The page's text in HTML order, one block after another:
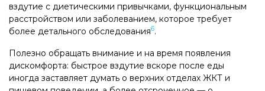
вздутие с диетическими привычками, функциональным
расстройством или заболеванием, которое требует
более детального обследования6.
Полезно обращать внимание и на время появления
дискомфорта: быстрое вздутие вскоре после еды
иногда заставляет думать о верхних отделах ЖКТ и